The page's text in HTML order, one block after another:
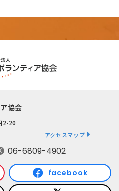
協会
2-20
アクセスマップ
06-6809-4902
facebook